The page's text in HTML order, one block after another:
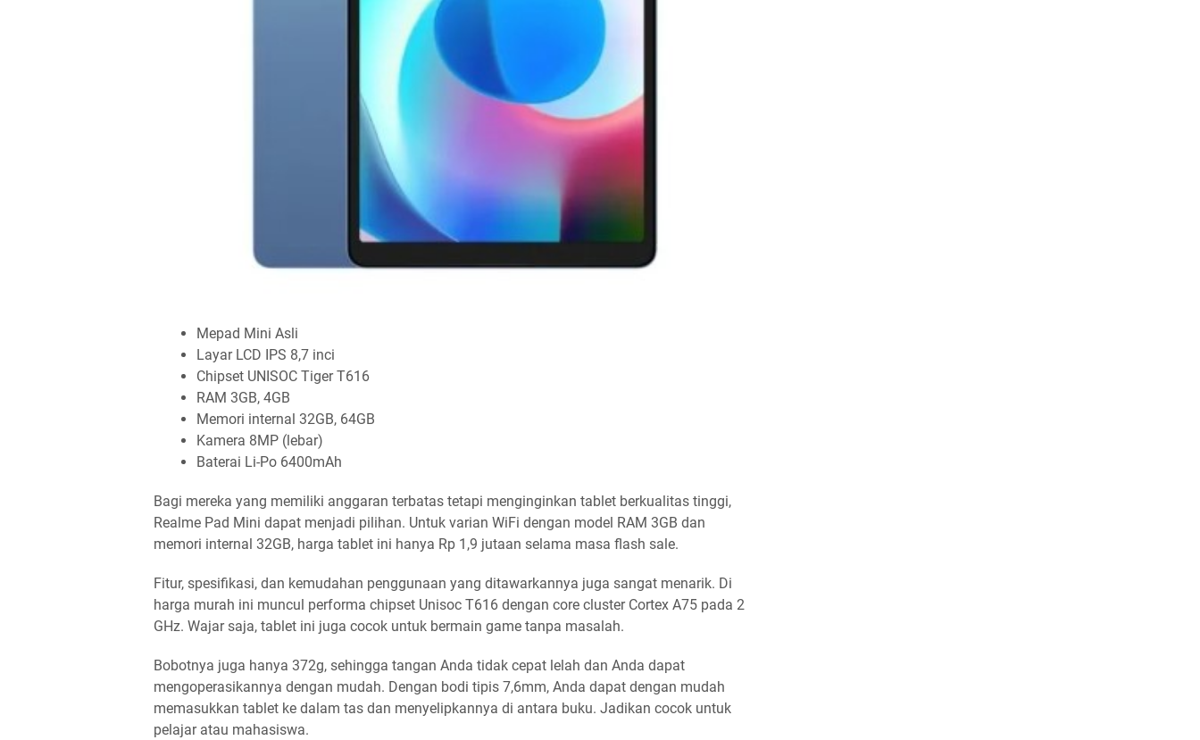
Mepad Mini Asli
Layar LCD IPS 8,7 inci
Chipset UNISOC Tiger T616
RAM 3GB, 4GB
Memori internal 32GB, 64GB
Kamera 8MP (lebar)
Baterai Li-Po 6400mAh
Bagi mereka yang memiliki anggaran terbatas tetapi menginginkan tablet berkualitas tinggi,
Realme Pad Mini dapat menjadi pilihan. Untuk varian WiFi dengan model RAM 3GB dan
memori internal 32GB, harga tablet ini hanya Rp 1,9 jutaan selama masa flash sale.
Fitur, spesifikasi, dan kemudahan penggunaan yang ditawarkannya juga sangat menarik. Di
harga murah ini muncul performa chipset Unisoc T616 dengan core cluster Cortex A75 pada 2
GHz. Wajar saja, tablet ini juga cocok untuk bermain game tanpa masalah.
Bobotnya juga hanya 372g, sehingga tangan Anda tidak cepat lelah dan Anda dapat
mengoperasikannya dengan mudah. Dengan bodi tipis 7,6mm, Anda dapat dengan mudah
memasukkan tablet ke dalam tas dan menyelipkannya di antara buku. Jadikan cocok untuk
pelajar atau mahasiswa.